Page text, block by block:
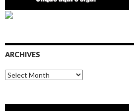
ARCHIVES
Archives